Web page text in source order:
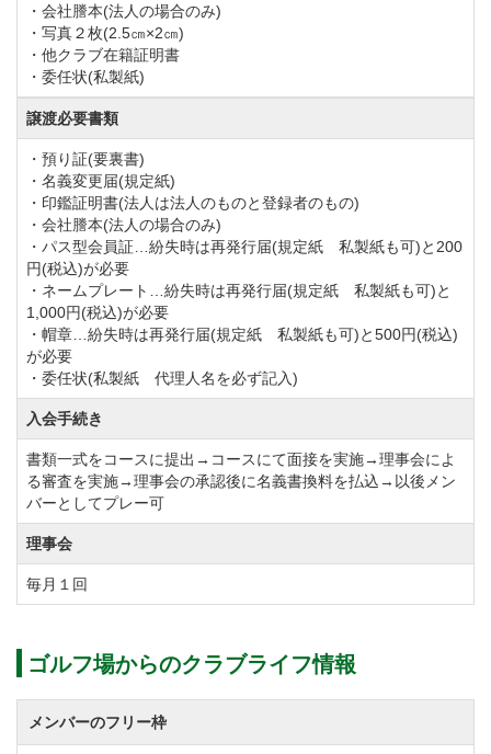
ジやアロマ香るウォームソファー、パウダールームも
完備。
女性にとって嬉しい効能が盛りだくさんの癒しの空間
です。
レストランのお薦めメニューは鮮魚を使用した「海鮮
丼」、ピリ辛のしらすがクセになる味わいの「湘南
丼」。
湘南の海で獲れた素材を厳選したスペシャルメメニュ
ーを多数ご用意しております。
また各種パーティメニューも取り揃えておりますの
で、コンペにも最適。
ゴルフの楽しみの1つである食事を大切なお客様と心ゆ
くまでお楽しみください。
湘南シーサイドカントリー倶楽部ではお得な料金でご
利用頂けるマンスリーサービスデー、平日限定のレデ
ィースプラン、各種オープンコンペなどゴルフをもっ
と身近に、もっと気軽にお楽しみ頂くために多彩なイ
ベントをご用意しております。
横浜・湘南の地元ゴルファーみならず、東京・千葉・
埼玉など首都圏にお住まいの方、御殿場方面からも気
軽にアクセスできるアーバンリゾートコースです！
・会社謄本(法人の場合のみ)
・写真２枚(2.5㎝×2㎝)
・他クラブ在籍証明書
・委任状(私製紙)
譲渡必要書類
・預り証(要裏書)
・名義変更届(規定紙)
・印鑑証明書(法人は法人のものと登録者のもの)
・会社謄本(法人の場合のみ)
・パス型会員証…紛失時は再発行届(規定紙 私製紙も可)と200
円(税込)が必要
・ネームプレート…紛失時は再発行届(規定紙 私製紙も可)と
1,000円(税込)が必要
・帽章…紛失時は再発行届(規定紙 私製紙も可)と500円(税込)
が必要
・委任状(私製紙 代理人名を必ず記入)
入会手続き
書類一式をコースに提出→コースにて面接を実施→理事会によ
る審査を実施→理事会の承認後に名義書換料を払込→以後メン
バーとしてプレー可
理事会
毎月１回
ゴルフ場からのクラブライフ情報
メンバーのフリー枠